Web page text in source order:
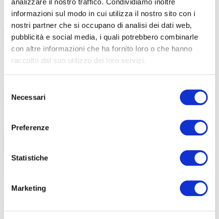
analizzare il nostro traffico. Condividiamo inoltre
informazioni sul modo in cui utilizza il nostro sito con i
nostri partner che si occupano di analisi dei dati web,
pubblicità e social media, i quali potrebbero combinarle
con altre informazioni che ha fornito loro o che hanno
raccolto dal suo utilizzo dei loro servizi.
delNecessari
Preferenze
Statistiche
Marketing
BIKE ECONOMY
VICENZA
LEGGI TUTTI GLI ARTICOLI
ARRIVA IL FRACANZANA BIKE FEST, UN GIORNO
SPECIALE DEDICATO ALLE BICI
|24-11-2025
IP365, IL
VICENZA